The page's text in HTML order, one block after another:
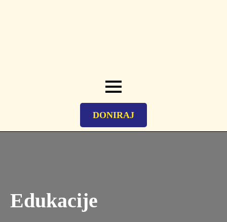
DONIRAJ
Edukacije